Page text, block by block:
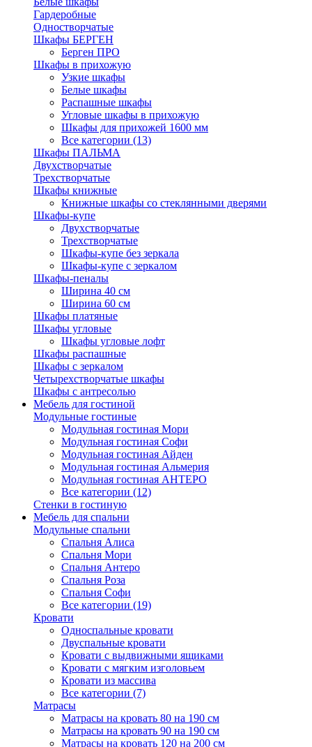
Гардеробные
Одностворчатые
Шкафы БЕРГЕН
Берген ПРО
Шкафы в прихожую
Узкие шкафы
Белые шкафы
Распашные шкафы
Угловые шкафы в прихожую
Шкафы для прихожей 1600 мм
Все категории (13)
Шкафы ПАЛЬМА
Двухстворчатые
Трехстворчатые
Шкафы книжные
Книжные шкафы со стеклянными дверями
Шкафы-купе
Двухстворчатые
Трехстворчатые
Шкафы-купе без зеркала
Шкафы-купе с зеркалом
Шкафы-пеналы
Ширина 40 см
Ширина 60 см
Шкафы платяные
Шкафы угловые
Шкафы угловые лофт
Шкафы распашные
Шкафы с зеркалом
Четырехстворчатые шкафы
Шкафы с антресолью
Мебель для гостиной
Модульные гостиные
Модульная гостиная Мори
Модульная гостиная Софи
Модульная гостиная Айден
Модульная гостиная Альмерия
Модульная гостиная АНТЕРО
Все категории (12)
Стенки в гостиную
Мебель для спальни
Модульные спальни
Спальня Алиса
Спальня Мори
Спальня Антеро
Спальня Роза
Спальня Софи
Все категории (19)
Кровати
Односпальные кровати
Двуспальные кровати
Кровати с выдвижными ящиками
Кровати с мягким изголовьем
Кровати из массива
Все категории (7)
Матрасы
Матрасы на кровать 80 на 190 см
Матрасы на кровать 90 на 190 см
Матрасы на кровать 120 на 200 см